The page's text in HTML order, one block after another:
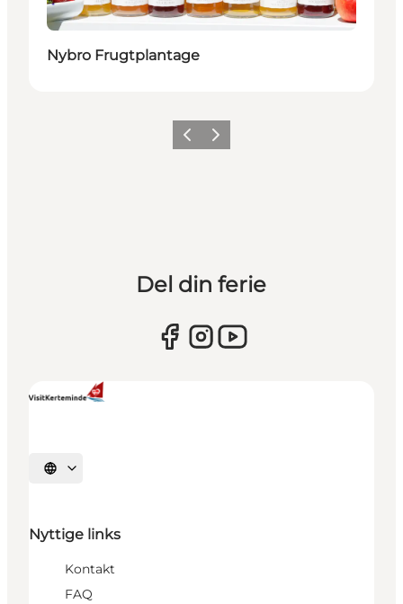
Nybro Frugtplantage
ForrigeNæste
Del din ferie
Vælg sprog
Nyttige links
Kontakt
FAQ